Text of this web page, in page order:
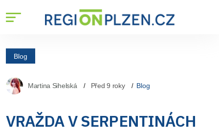
Blog
Martina Sihelská Před 9 roky Blog
VRAŽDA V SERPENTINÁCH